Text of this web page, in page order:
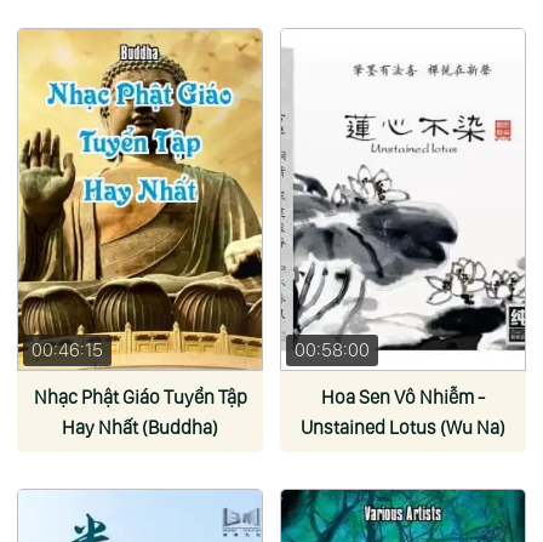
00:46:15
Nhạc Phật Giáo Tuyển Tập
Hay Nhất (Buddha)
00:58:00
Hoa Sen Vô Nhiễm -
Unstained Lotus (Wu Na)